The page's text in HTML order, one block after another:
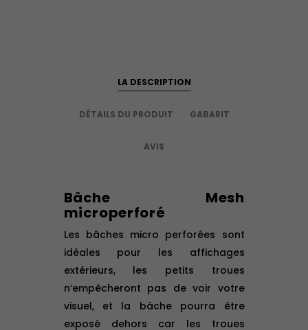
LA DESCRIPTION
DÉTAILS DU PRODUIT GABARIT
AVIS
Bâche Mesh
microperforé
Les bâches micro perforées sont
idéales pour les affichages
extérieurs, les petits troues
n’empêcheront pas de voir votre
visuel, et la bâche pourra être
exposé dehors car les troues